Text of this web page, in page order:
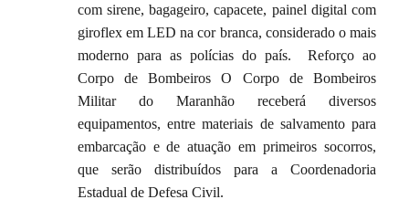
com sirene, bagageiro, capacete, painel digital com
giroflex em LED na cor branca, considerado o mais
moderno para as polícias do país. Reforço ao
Corpo de Bombeiros O Corpo de Bombeiros
Militar do Maranhão receberá diversos
equipamentos, entre materiais de salvamento para
embarcação e de atuação em primeiros socorros,
que serão distribuídos para a Coordenadoria
Estadual de Defesa Civil.